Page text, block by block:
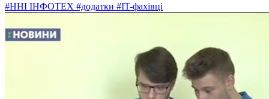
#ННІ ІНФОТЕХ #додатки #IT-фахівці